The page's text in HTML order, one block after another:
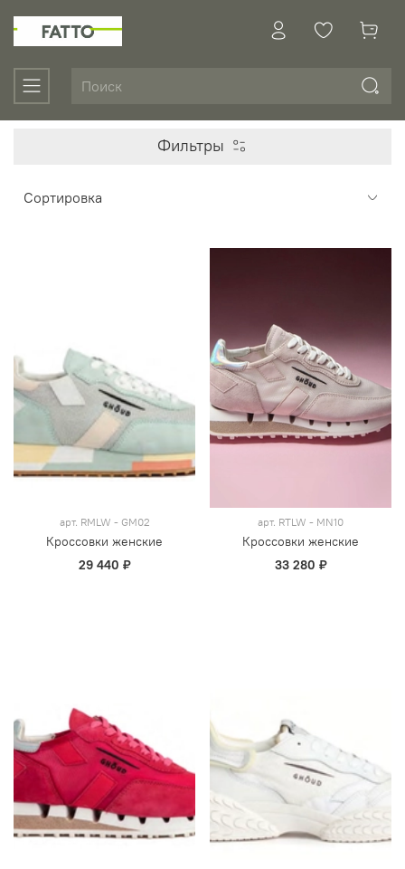
Фильтры
арт. RMLW - GM02
Кроссовки женские
29 440 ₽
арт. RTLW - MN10
Кроссовки женские
33 280 ₽